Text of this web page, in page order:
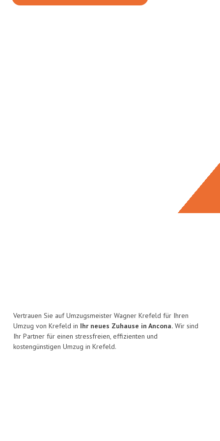
Vertrauen Sie auf Umzugsmeister Wagner Krefeld für Ihren
Umzug von Krefeld in Ihr neues Zuhause in Ancona. Wir sind
Ihr Partner für einen stressfreien, effizienten und
kostengünstigen Umzug in Krefeld.